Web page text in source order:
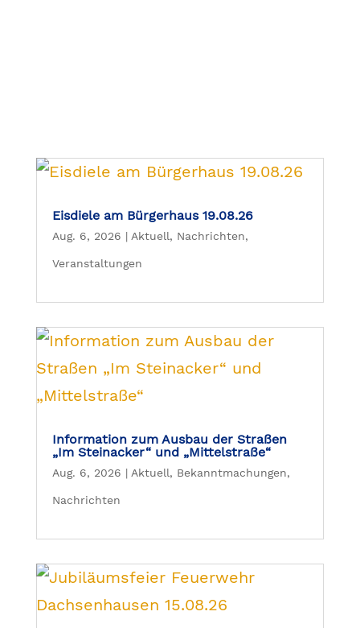
Eisdiele am Bürgerhaus 19.08.26
Aug. 6, 2026 | Aktuell, Nachrichten,
Veranstaltungen
Information zum Ausbau der Straßen
„Im Steinacker“ und „Mittelstraße“
Aug. 6, 2026 | Aktuell, Bekanntmachungen,
Nachrichten